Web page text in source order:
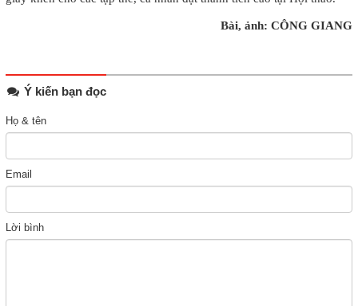
Bài, ảnh: CÔNG GIANG
Ý kiến bạn đọc
Họ & tên
Email
Lời bình